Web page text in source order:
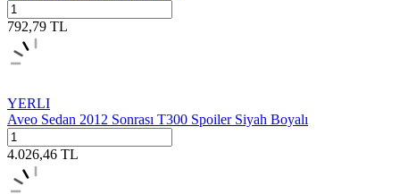
792,79 TL
YERLI
Aveo Sedan 2012 Sonrası T300 Spoiler Siyah Boyalı
4.026,46 TL